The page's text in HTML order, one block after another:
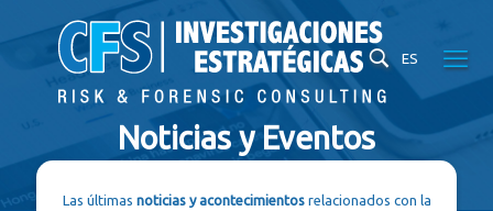
ES
Noticias y Eventos
Las últimas noticias y acontecimientosrelacionados con la